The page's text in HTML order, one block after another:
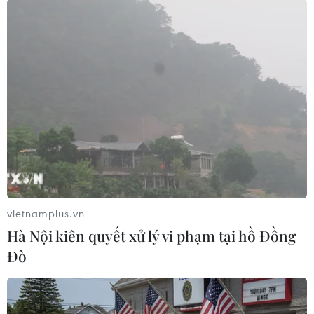
Cùng chung nỗi lo, chị N.X.T, một tiểu thương
khác cũng nhập hàng từ Thành phố Hồ Chí
Minh, cho biết khi thấy thông tin về các đoàn
kiểm tra trên mạng, chị đã quyết định đóng cửa
thuê mặt bằng tại chợ đầy đủ.
Chị N.X.T khẳng định các tiểu thương không
muốn làm sai quy định nhưng mong muốn cơ
quan chức năng có hướng dẫn và lộ trình cụ thể
để họ có thể chuyển đổi sang cách làm mới.
Ông Đặng Quang Trung, Phó Trưởng Ban Quản
hộ kinh doanh chia làm hai khu vực, tầng trệt là
các mặt hàng thực phẩm tươi sống, nông sản
vietnamplus.vn
Hà Nội kiên quyết xử lý vi phạm tại hồ Đồng
Đò